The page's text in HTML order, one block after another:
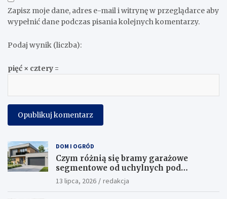
Zapisz moje dane, adres e-mail i witrynę w przeglądarce aby
wypełnić dane podczas pisania kolejnych komentarzy.
Podaj wynik (liczba):
pięć × cztery =
DOM I OGRÓD
Czym różnią się bramy garażowe
segmentowe od uchylnych pod
względem funkcjonalności?
13 lipca, 2026 redakcja